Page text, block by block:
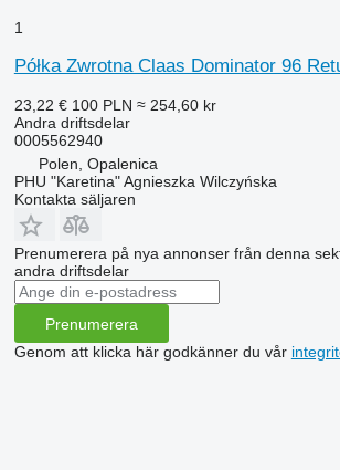
1
Półka Zwrotna Claas Dominator 96
23,22 € 100 PLN ≈ 254,60 kr
Andra driftsdelar
0005562940
Polen, Opalenica
PHU "Karetina" Agnieszka Wilczyńska
Kontakta säljaren
Prenumerera på nya annonser från denna
andra driftsdelar
Prenumerera
Genom att klicka här godkänner du vår